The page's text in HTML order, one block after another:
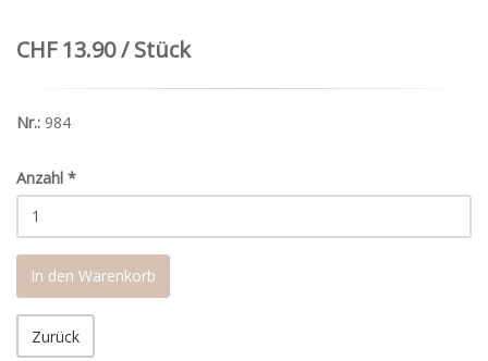
CHF 13.90 / Stück
Nr.: 984
Anzahl *
In den Warenkorb
Zurück